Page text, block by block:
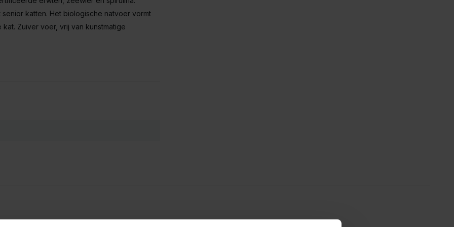
katten. Het biologische natvoer vormt
Zuiver voer, vrij van kunstmatige